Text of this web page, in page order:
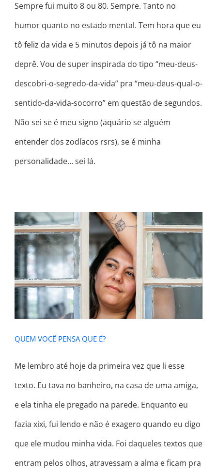
Sempre fui muito 8 ou 80. Sempre. Tanto no
humor quanto no estado mental. Tem hora que eu
tô feliz da vida e 5 minutos depois já tô na maior
deprê. Vou de super inspirada do tipo “meu-deus-
descobri-o-segredo-da-vida” pra “meu-deus-qual-o-
sentido-da-vida-socorro” em questão de segundos.
Não sei se é meu signo (aquário se alguém
entender dos zodíacos rsrs), se é minha
personalidade… sei lá.
QUEM VOCÊ PENSA QUE É?
QUEM VOCÊ PENSA QUE É?
Me lembro até hoje da primeira vez que li esse
texto. Eu tava no banheiro, na casa de uma amiga,
e ela tinha ele pregado na parede. Enquanto eu
fazia xixi, fui lendo e não é exagero quando eu digo
que ele mudou minha vida. Foi daqueles textos que
entram pelos olhos, atravessam a alma e ficam pra